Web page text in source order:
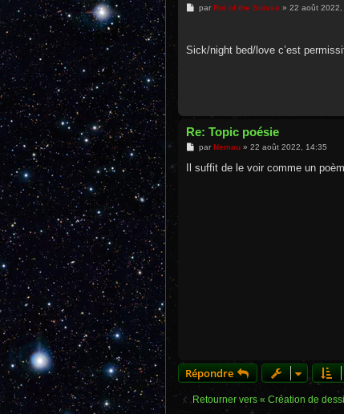
M
g
par Roi of the Suisse » 22 août 2022,
Sick/night bed/love c’est
Re: Topic poésie
M
s
par Nemau» 22 août 2022, 14:35
Il suffit de le voir comme un
Répondre
Retourner vers « Création de